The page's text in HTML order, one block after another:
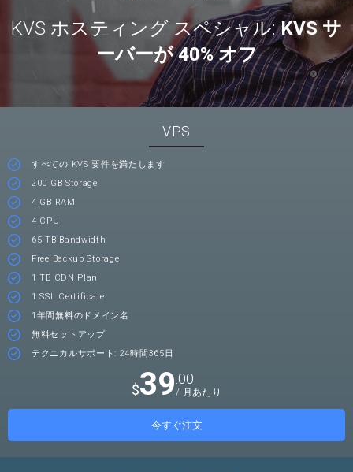
KVS ホスティング スペシャル:KVS サ
ーバーが 40% オフ
VPS
すべての KVS 要件を満たします
200 GB Storage
4 GB RAM
4 CPU
65 TB Bandwidth
Free Backup Storage
1 TB CDN Plan
1 SSL Certificate
1年間無料のドメイン名
無料セットアップ
テクニカルサポート: 24時間365日
$39.00
/ 月あたり
今すぐ注文